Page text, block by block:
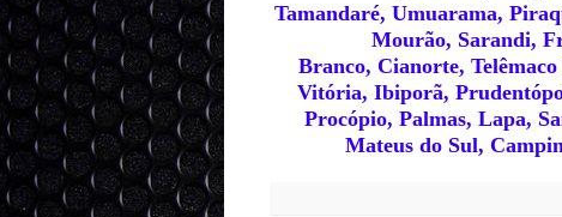
Tamandaré, Umuarama,
Mourão, Sarandi,
Branco, Cianorte,
Vitória, Ibiporã,
Procópio, Palmas, Lapa,
Mateus do Sul,